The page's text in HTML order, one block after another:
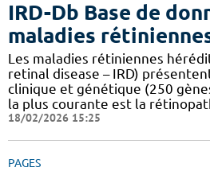
IRD-Db Base de
maladies
Les maladies rétiniennes
retinal disease – IRD)
clinique et génétique (250
la plus courante est la
18/02/2026 15:25
PAGES